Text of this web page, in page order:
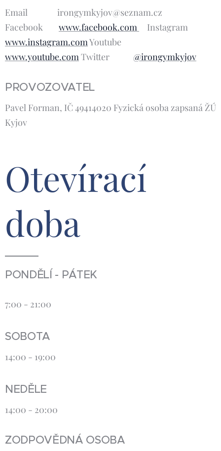
Email irongymkyjov@seznam.cz
Facebook www.facebook.com
Instagram
www.instagram.comYoutube
www.youtube.comTwitter @irongymkyjov
PROVOZOVATEL
Pavel Forman, IČ 49414020 Fyzická osoba zapsaná ŽÚ
Kyjov
Otevírací
doba
PONDĚLÍ - PÁTEK
7:00 - 21:00
SOBOTA
14:00 - 19:00
NEDĚLE
14:00 - 20:00
ZODPOVĚDNÁ OSOBA